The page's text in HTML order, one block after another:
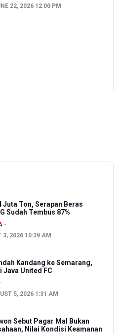
22, 2026 12:00 PM
Juta Ton, Serapan Beras
Sudah Tembus 87%
3, 2026 10:39 AM
Kandang ke Semarang,
Java United FC
5, 2026 1:31 AM
Sebut Pagar Mal Bukan
Nilai Kondisi Keamanan